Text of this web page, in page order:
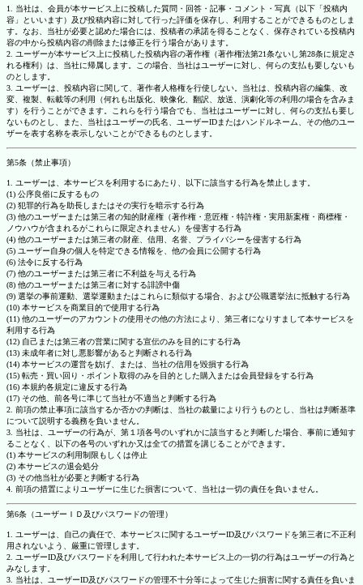
1. 当社は、会員が本サービス上に投稿した質問・回答・記事・コメント・写真（以下「投稿内
容」といいます）及び投稿内容に対して行った評価を保存し、利用することができるものとしま
す。なお、当社が必要と認めた場合には、投稿者の承諾を得ることなく、保存されている投稿内
容の中から投稿内容の削除または修正を行う場合があります。
2. ユーザーが本サービス上に投稿した投稿内容の著作権（著作権法第21条ないし第28条に規定さ
れる権利）は、当社に帰属します。この場合、当社はユーザーに対し、何らの支払も要しないも
のとします。
3. ユーザーは、投稿内容に関して、著作者人格権を行使しない。当社は、投稿内容の編集、改
変、複製、転載等の利用（何れも出版化、映像化、翻訳、放送、演劇化等の利用の場合を含みま
す）を行うことができます。これらを行う場合でも、当社はユーザーに対し、何らの支払も要し
ないものとし、また、当社はユーザーの氏名、ユーザーIDまたはハンドルネーム、その他のユー
ザーを表す名称を表示しないことができるものとします。
第5条（禁止事項）
1. ユーザーは、本サービスを利用するにあたり、以下に該当する行為を禁止します。
(1) 公序良俗に反するもの
(2) 犯罪的行為を助長しまたはその実行を暗示する行為
(3) 他のユーザーまたは第三者の知的財産権（著作権・意匠権・特許権・実用新案権・商標権・
ノウハウが含まれるがこれらに限定されません）を侵害する行為
(4) 他のユーザーまたは第三者の財産、信用、名誉、プライバシーを侵害する行為
(5) ユーザー自身の個人を特定できる情報を、他の会員に公開する行為
(6) 法令に反する行為
(7) 他のユーザーまたは第三者に不利益を与える行為
(8) 他のユーザーまたは第三者に対する誹謗中傷
(9) 選挙の事前運動、選挙運動またはこれらに類似する場合、および公職選挙法に抵触する行為
(10) 本サービスを商業目的で使用する行為
(11) 他のユーザーのアカウントの使用その他の方法により、第三者になりすまして本サービスを
利用する行為
(12) 自己または第三者の営業に関する宣伝のみを目的にする行為
(13) 未成年者に対し悪影響があると判断される行為
(14) 本サービスの運営を妨げ、または、当社の信用を毀損する行為
(15) 転売・買い回り・ポイント取得のみを目的とした購入または会員登録をする行為
(16) 本規約各規定に違反する行為
(17) その他、前各号に準じて当社が不適当と判断する行為
2. 前項の禁止事項に該当するか否かの判断は、当社の裁量により行うものとし、当社は判断基準
について説明する義務を負いません。
3. 当社は、ユーザーの行為が、第１項各号のいずれかに該当すると判断した場合、事前に通知す
ることなく、以下の各号のいずれか又は全ての措置を講じることができます。
(1) 本サービスの利用制限もしくは停止
(2) 本サービスの退会処分
(3) その他当社が必要と判断する行為
4. 前項の措置によりユーザーに生じた損害について、当社は一切の責任を負いません。
第6条（ユーザーＩＤ及びパスワードの管理）
1. ユーザーは、自己の責任で、本サービスに関するユーザーID及びパスワードを第三者に不正利
用されないよう、厳重に管理します。
2. ユーザーID及びパスワードを利用して行われた本サービス上の一切の行為はユーザーの行為と
みなします。
3. 当社は、ユーザーID及びパスワードの管理不十分等によって生じた損害に関する責任を負いま